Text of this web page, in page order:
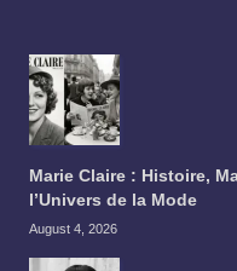
Marie Claire : Histoire,
l’Univers de la Mode
August 4, 2026